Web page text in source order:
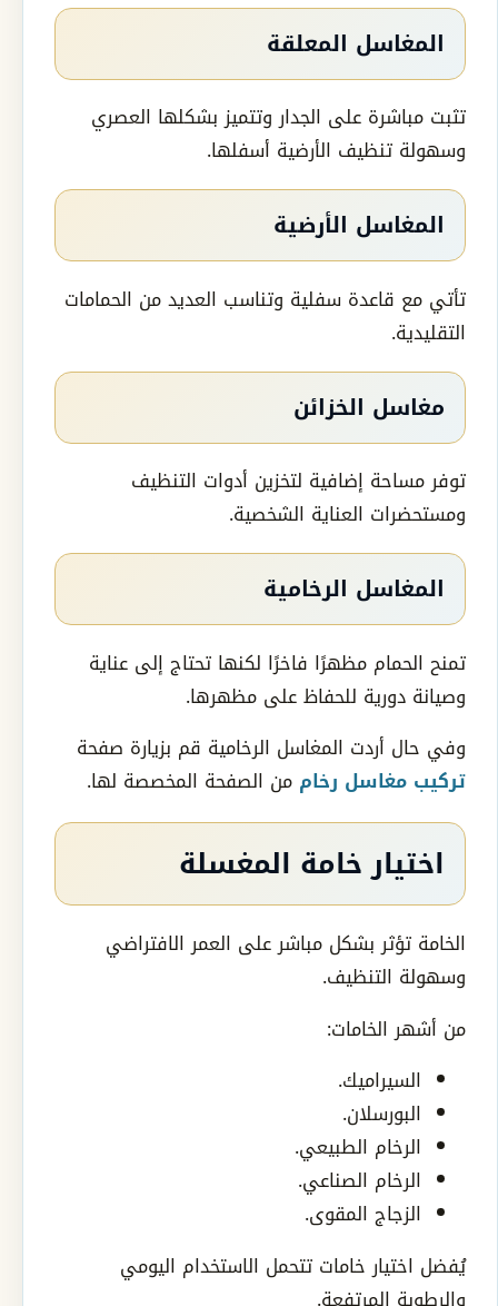
المغاسل المعلقة
تثبت مباشرة على الجدار وتتميز بشكلها العصري
وسهولة تنظيف الأرضية أسفلها.
المغاسل الأرضية
تأتي مع قاعدة سفلية وتناسب العديد من الحمامات
التقليدية.
مغاسل الخزائن
توفر مساحة إضافية لتخزين أدوات التنظيف
ومستحضرات العناية الشخصية.
المغاسل الرخامية
تمنح الحمام مظهرًا فاخرًا لكنها تحتاج إلى عناية
وصيانة دورية للحفاظ على مظهرها.
وفي حال أردت المغاسل الرخامية قم بزيارة صفحة
تركيب مغاسل رخام من الصفحة المخصصة لها.
اختيار خامة المغسلة
الخامة تؤثر بشكل مباشر على العمر الافتراضي
وسهولة التنظيف.
من أشهر الخامات:
السيراميك.
البورسلان.
الرخام الطبيعي.
الرخام الصناعي.
الزجاج المقوى.
يُفضل اختيار خامات تتحمل الاستخدام اليومي